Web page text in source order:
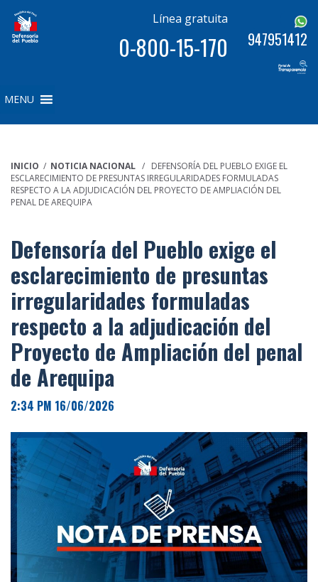
Línea gratuita
0-800-15-170 947951412
MENU
INICIO / NOTICIA NACIONAL / DEFENSORÍA DEL PUEBLO EXIGE EL
ESCLARECIMIENTO DE PRESUNTAS IRREGULARIDADES FORMULADAS
RESPECTO A LA ADJUDICACIÓN DEL PROYECTO DE AMPLIACIÓN DEL
PENAL DE AREQUIPA
Defensoría del Pueblo exige el
esclarecimiento de presuntas
irregularidades formuladas
respecto a la adjudicación del
Proyecto de Ampliación del penal
de Arequipa
2:34 PM 16/06/2026